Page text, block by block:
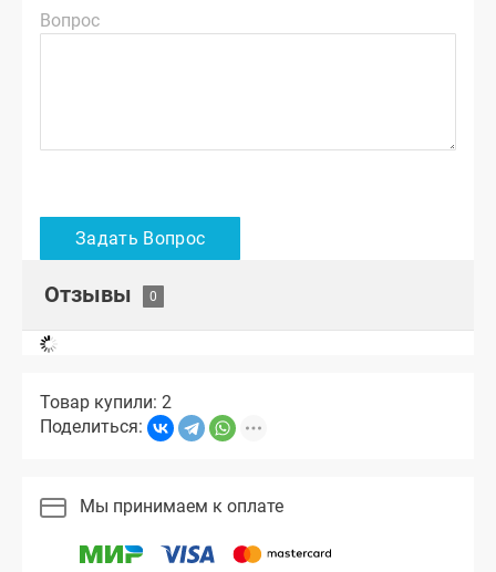
Вопрос
Отзывы
Товар купили: 2
Поделиться:
Мы принимаем к оплате